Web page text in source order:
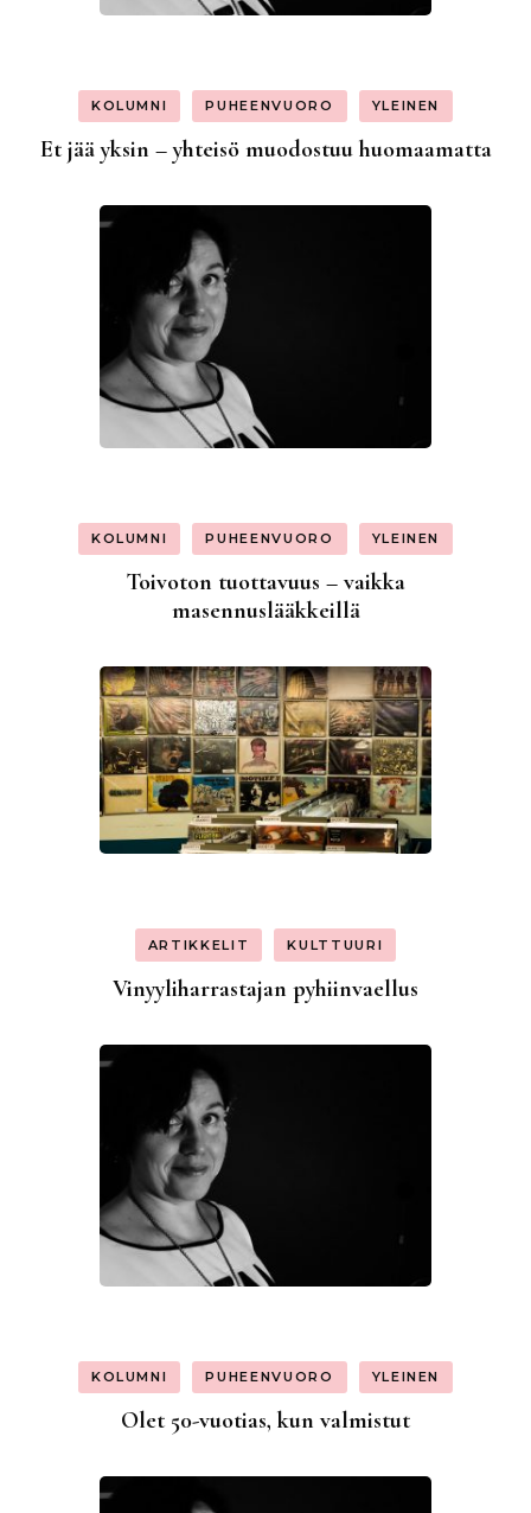
KOLUMNI PUHEENVUORO YLEINEN
Et jää yksin – yhteisö muodostuu huomaamatta
KOLUMNI PUHEENVUORO YLEINEN
Toivoton tuottavuus – vaikka
masennuslääkkeillä
ARTIKKELIT KULTTUURI
Vinyyliharrastajan pyhiinvaellus
KOLUMNI PUHEENVUORO YLEINEN
Olet 50-vuotias, kun valmistut